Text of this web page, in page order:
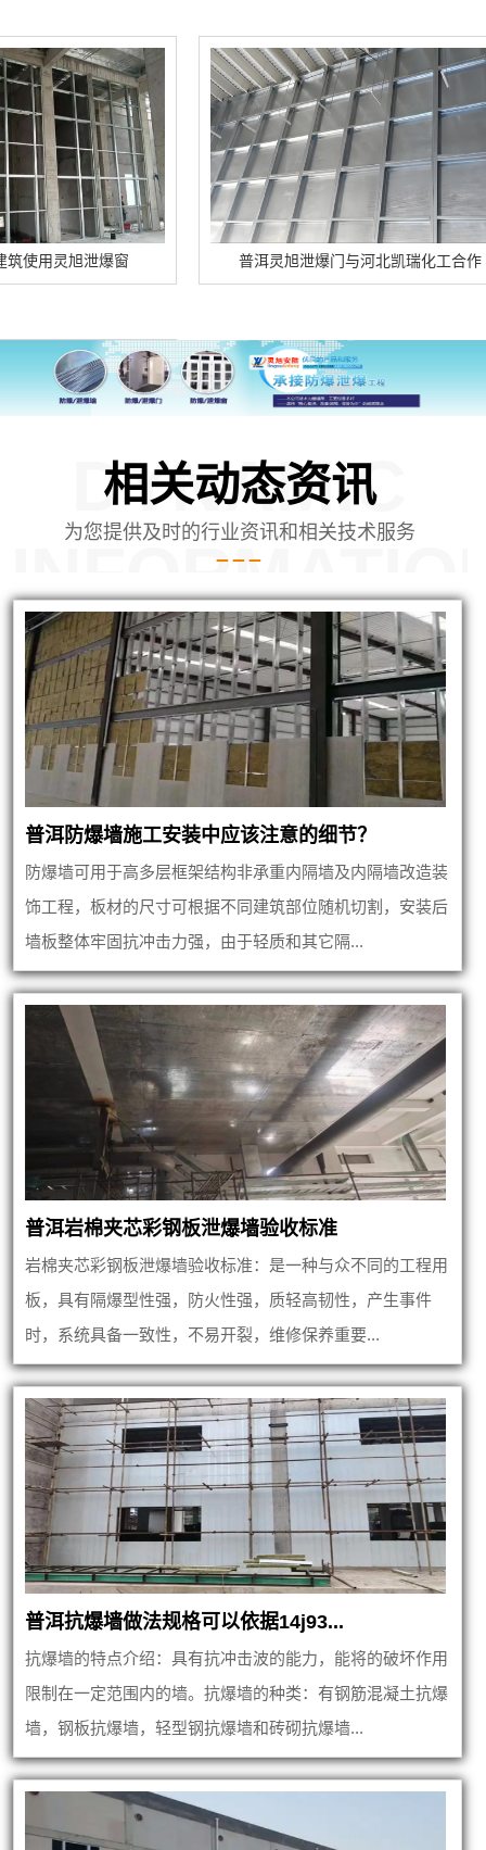
旭泄爆窗 普洱灵旭泄爆门与河北凯瑞化工合作
相关动态资讯
DYNAMIC
为您提供及时的行业资讯和相关技术服务
普洱防爆墙施工安装中应该注意的细节？
防爆墙可用于高多层框架结构非承重内隔墙及内隔墙改造装
饰工程，板材的尺寸可根据不同建筑部位随机切割，安装后
墙板整体牢固抗冲击力强，由于轻质和其它隔...
普洱岩棉夹芯彩钢板泄爆墙验收标准
岩棉夹芯彩钢板泄爆墙验收标准：是一种与众不同的工程用
板，具有隔爆型性强，防火性强，质轻高韧性，产生事件
时，系统具备一致性，不易开裂，维修保养重要...
普洱抗爆墙做法规格可以依据14j93...
抗爆墙的特点介绍：具有抗冲击波的能力，能将的破坏作用
限制在一定范围内的墙。抗爆墙的种类：有钢筋混凝土抗爆
墙，钢板抗爆墙，轻型钢抗爆墙和砖砌抗爆墙...